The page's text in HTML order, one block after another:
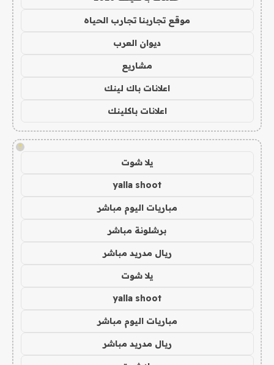
موقع تجاربنا تجارب الحياه
ديوان العرب
مشاريع
اعلانات باك لينك
اعلانات باكلينك
!
يلا شوت
yalla shoot
مباريات اليوم مباشر
برشلونة مباشر
ريال مدريد مباشر
يلا شوت
yalla shoot
مباريات اليوم مباشر
ريال مدريد مباشر